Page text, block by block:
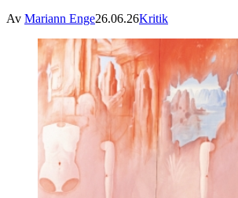
Av Mariann Enge26.06.26Kritik